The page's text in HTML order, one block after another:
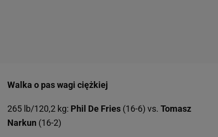
Walka o pas wagi ciężkiej
265 lb/120,2 kg: Phil De Fries (16-6) vs. Tomasz
Narkun (16-2)